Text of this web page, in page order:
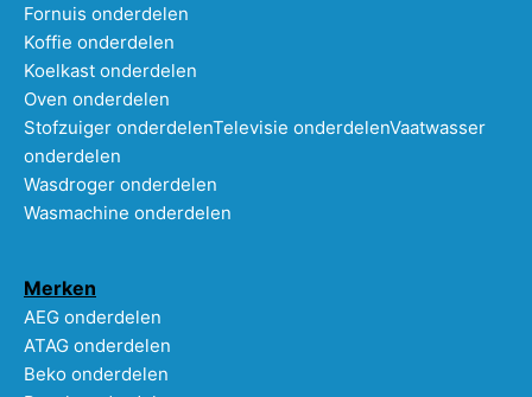
Fornuis onderdelen
Koffie onderdelen
Koelkast onderdelen
Oven onderdelen
Stofzuiger onderdelenTelevisie onderdelenVaatwasser
onderdelen
Wasdroger onderdelen
Wasmachine onderdelen
Merken
AEG onderdelen
ATAG onderdelen
Beko onderdelen